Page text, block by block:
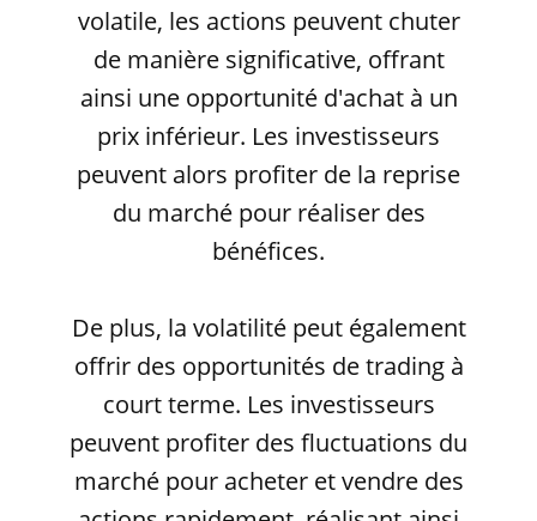
volatile, les actions peuvent chuter
de manière significative, offrant
ainsi une opportunité d'achat à un
prix inférieur. Les investisseurs
peuvent alors profiter de la reprise
du marché pour réaliser des
bénéfices.
De plus, la volatilité peut également
offrir des opportunités de trading à
court terme. Les investisseurs
peuvent profiter des fluctuations du
marché pour acheter et vendre des